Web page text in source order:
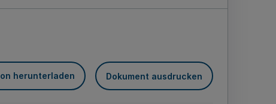
herunterladen Dokument ausdrucken